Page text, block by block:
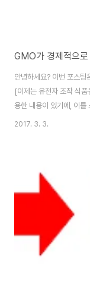
GMO가 경제적으
안녕하세요? 이번 포스
[이제는 유전자 조작 식
용한 내용이 있기에, 이
반적인 대중의 시선을 이
다고 해도, 결국 농작물
서 소화가 되면, 흡수가
되어 버립니다. 기사에
러 정도 팔렸으며, 미국에
2017. 3. 3.